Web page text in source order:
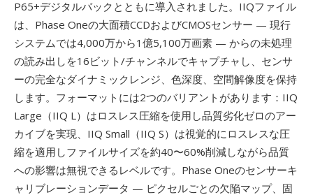
P65+デジタルバックとともに導入されました。IIQファイル
は、Phase Oneの大面積CCDおよびCMOSセンサー — 現行
システムでは4,000万から1億5,100万画素 — からの未処理
の読み出しを16ビット/チャンネルでキャプチャし、センサ
ーの完全なダイナミックレンジ、色深度、空間解像度を保持
します。フォーマットには2つのバリアントがあります：IIQ
Large（IIQ L）はロスレス圧縮を使用し品質劣化ゼロのアー
カイブを実現、IIQ Small（IIQ S）は視覚的にロスレスな圧
縮を適用しファイルサイズを約40〜60%削減しながら品質
への影響は無視できるレベルです。Phase Oneのセンサーキ
ャリブレーションデータ — ピクセルごとの欠陥マップ、固